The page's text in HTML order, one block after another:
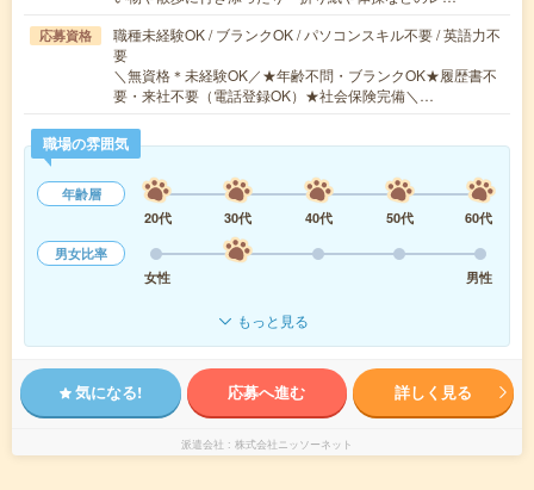
応募資格
職種未経験OK / ブランクOK / パソコンスキル不要 / 英語力不
要
＼無資格＊未経験OK／★年齢不問・ブランクOK★履歴書不
要・来社不要（電話登録OK）★社会保険完備＼…
職場の雰囲気
年齢層
20代
30代 40代 50代
60代
男女比率
女性
男性
もっと見る
気になる! 応募へ進む 詳しく見る
派遣会社 株式会社ニッソーネット